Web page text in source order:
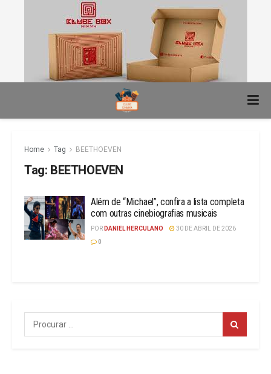
Home Tag BEETHOEVEN
Tag: BEETHOEVEN
Além de “Michael”, confira a lista completa
com outras cinebiografias musicais
POR DANIEL HERCULANO
30 DE ABRIL DE 2026
0